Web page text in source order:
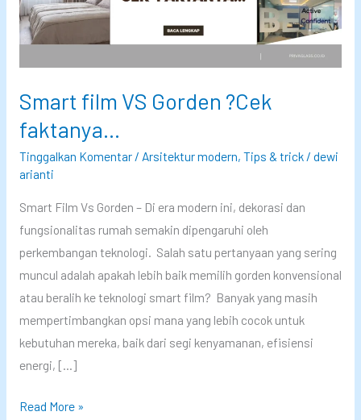
Smart film VS Gorden ?Cek
faktanya…
Tinggalkan Komentar / Arsitektur modern, Tips & trick/ dewi
arianti
Smart Film Vs Gorden – Di era modern ini, dekorasi dan
fungsionalitas rumah semakin dipengaruhi oleh
perkembangan teknologi. Salah satu pertanyaan yang sering
muncul adalah apakah lebih baik memilih gorden konvensional
atau beralih ke teknologi smart film? Banyak yang masih
mempertimbangkan opsi mana yang lebih cocok untuk
kebutuhan mereka, baik dari segi kenyamanan, efisiensi
energi, […]
S
Read More »